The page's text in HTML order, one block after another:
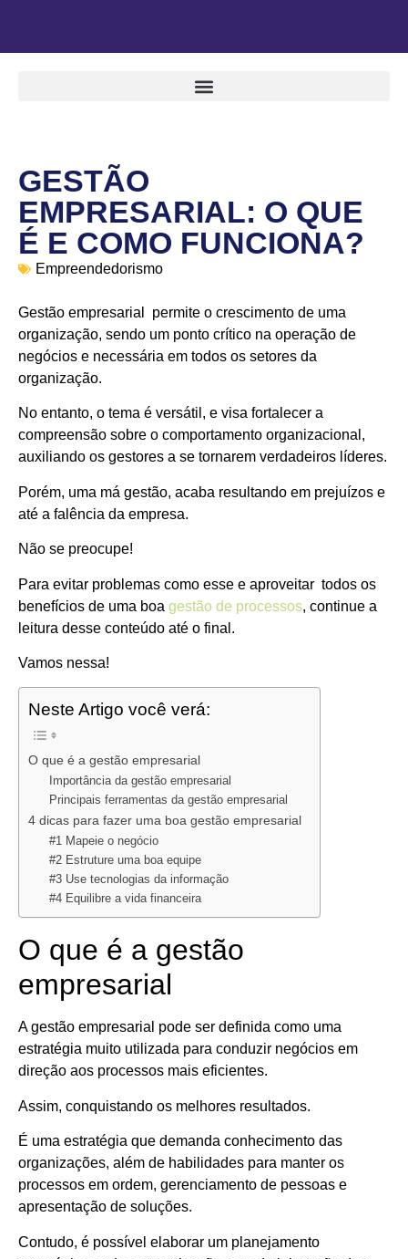
GESTÃO
EMPRESARIAL: O QUE
É E COMO FUNCIONA?
Empreendedorismo
Gestão empresarial permite o crescimento de uma
organização, sendo um ponto crítico na operação de
negócios e necessária em todos os setores da
organização.
No entanto, o tema é versátil, e visa fortalecer a
compreensão sobre o comportamento organizacional,
auxiliando os gestores a se tornarem verdadeiros líderes.
Porém, uma má gestão, acaba resultando em prejuízos e
até a falência da empresa.
Não se preocupe!
Para evitar problemas como esse e aproveitar todos os
benefícios de uma boa gestão de processos, continue a
leitura desse conteúdo até o final.
Vamos nessa!
Neste Artigo você verá:
O que é a gestão empresarial
Importância da gestão empresarial
Principais ferramentas da gestão empresarial
4 dicas para fazer uma boa gestão empresarial
#1 Mapeie o negócio
#2 Estruture uma boa equipe
#3 Use tecnologias da informação
#4 Equilibre a vida financeira
O que é a gestão
empresarial
A gestão empresarial pode ser definida como uma
estratégia muito utilizada para conduzir negócios em
direção aos processos mais eficientes.
Assim, conquistando os melhores resultados.
É uma estratégia que demanda conhecimento das
organizações, além de habilidades para manter os
processos em ordem, gerenciamento de pessoas e
apresentação de soluções.
Contudo, é possível elaborar um planejamento